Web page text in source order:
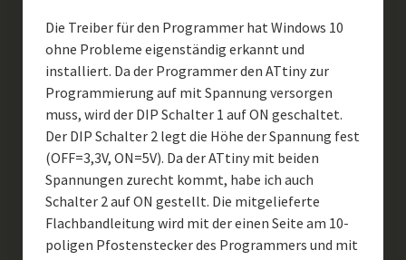
Die Treiber für den Programmer hat Windows 10
ohne Probleme eigenständig erkannt und
installiert. Da der Programmer den ATtiny zur
Programmierung auf mit Spannung versorgen
muss, wird der DIP Schalter 1 auf ON geschaltet.
Der DIP Schalter 2 legt die Höhe der Spannung fest
(OFF=3,3V, ON=5V). Da der ATtiny mit beiden
Spannungen zurecht kommt, habe ich auch
Schalter 2 auf ON gestellt. Die mitgelieferte
Flachbandleitung wird mit der einen Seite am 10-
poligen Pfostenstecker des Programmers und mit